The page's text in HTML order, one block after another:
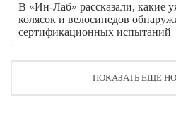
В «Ин-Лаб» рассказали, какие
колясок и велосипедов
сертификационных испытаний
ПОКАЗАТЬ ЕЩЕ